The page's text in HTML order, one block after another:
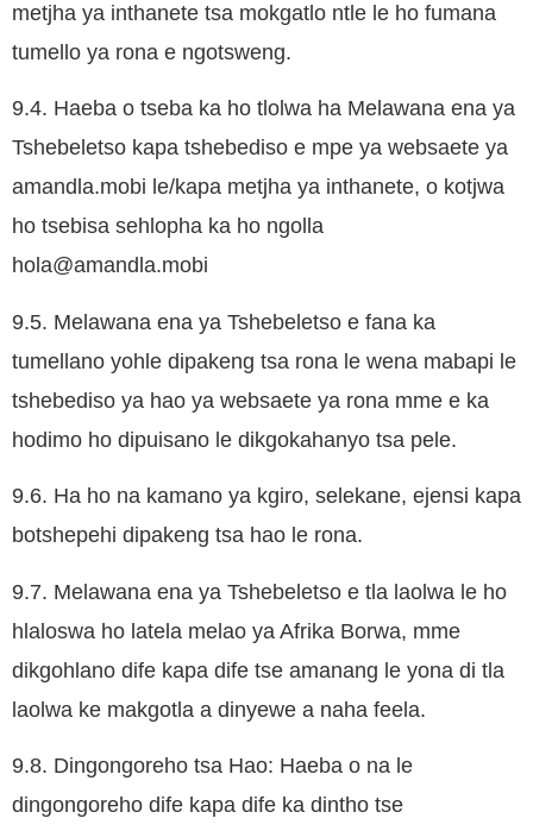
metjha ya inthanete tsa mokgatlo ntle le ho fumana
tumello ya rona e ngotsweng.
9.4. Haeba o tseba ka ho tlolwa ha Melawana ena ya
Tshebeletso kapa tshebediso e mpe ya websaete ya
amandla.mobi le/kapa metjha ya inthanete, o kotjwa
ho tsebisa sehlopha ka ho ngolla
hola@amandla.mobi
9.5. Melawana ena ya Tshebeletso e fana ka
tumellano yohle dipakeng tsa rona le wena mabapi le
tshebediso ya hao ya websaete ya rona mme e ka
hodimo ho dipuisano le dikgokahanyo tsa pele.
9.6. Ha ho na kamano ya kgiro, selekane, ejensi kapa
botshepehi dipakeng tsa hao le rona.
9.7. Melawana ena ya Tshebeletso e tla laolwa le ho
hlaloswa ho latela melao ya Afrika Borwa, mme
dikgohlano dife kapa dife tse amanang le yona di tla
laolwa ke makgotla a dinyewe a naha feela.
9.8. Dingongoreho tsa Hao: Haeba o na le
dingongoreho dife kapa dife ka dintho tse